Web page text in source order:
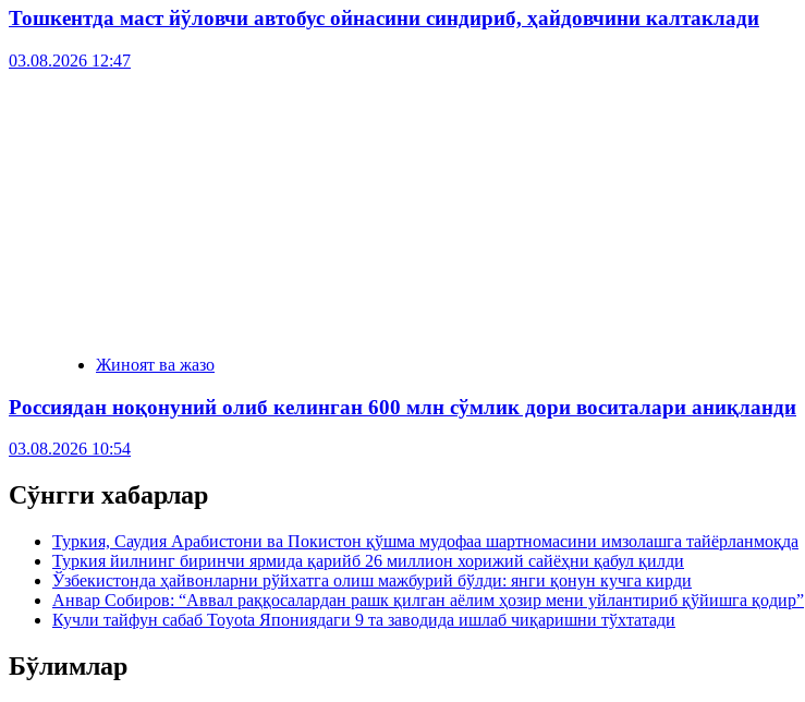
Тошкентда маст йўловчи автобус ойнасини синдириб, ҳайдовчини калтаклади
03.08.2026 12:47
Жиноят ва жазо
Россиядан ноқонуний олиб келинган 600 млн сўмлик дори воситалари аниқланди
03.08.2026 10:54
Сўнгги хабарлар
Туркия, Саудия Арабистони ва Покистон қўшма мудофаа шартномасини имзолашга тайёрланмоқда
Туркия йилнинг биринчи ярмида қарийб 26 миллион хорижий сайёҳни қабул қилди
Ўзбекистонда ҳайвонларни рўйхатга олиш мажбурий бўлди: янги қонун кучга кирди
Анвар Собиров: “Аввал раққосалардан рашк қилган аёлим ҳозир мени уйлантириб қўйишга қодир”
Кучли тайфун сабаб Toyota Япониядаги 9 та заводида ишлаб чиқаришни тўхтатади
Бўлимлар